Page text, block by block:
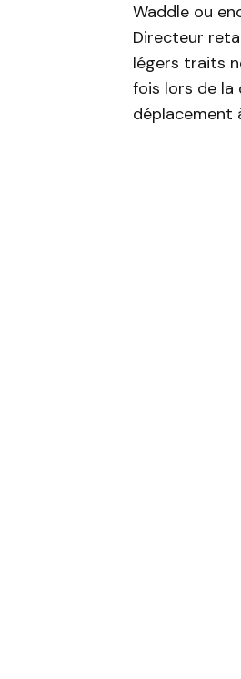
Waddle ou
Directeur
légers traits
fois lors de la
déplacement